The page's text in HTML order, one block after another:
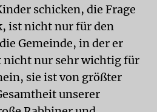
schicken, die Frage
ist nicht nur für den
Gemeinde, in der er
nur sehr wichtig für
sie ist von größter
unserer